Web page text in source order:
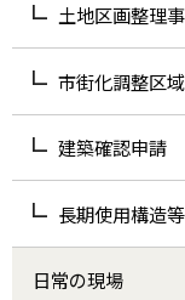
土地区画整理
市街化調整区
建築確認申請
長期使用構造
日常の現場